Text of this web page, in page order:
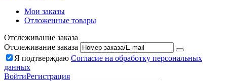
Мои заказы
Отложенные товары
Отслеживание заказа
Отслеживание заказа
Я подтверждаю Согласие на обработку персональных
данных
ВойтиРегистрация